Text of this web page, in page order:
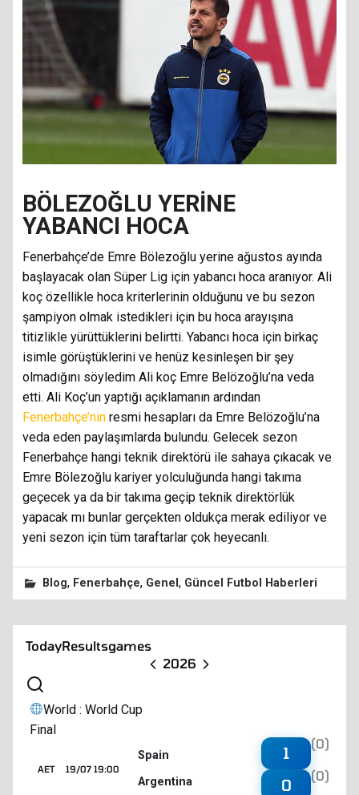
BÖLEZOĞLU YERİNE
YABANCI HOCA
Fenerbahçe’de Emre Bölezoğlu yerine ağustos ayında
başlayacak olan Süper Lig için yabancı hoca aranıyor. Ali
koç özellikle hoca kriterlerinin olduğunu ve bu sezon
şampiyon olmak istedikleri için bu hoca arayışına
titizlikle yürüttüklerini belirtti. Yabancı hoca için birkaç
isimle görüştüklerini ve henüz kesinleşen bir şey
olmadığını söyledim Ali koç Emre Belözoğlu’na veda
etti. Ali Koç’un yaptığı açıklamanın ardından
Fenerbahçe’nin resmi hesapları da Emre Belözoğlu’na
veda eden paylaşımlarda bulundu. Gelecek sezon
Fenerbahçe hangi teknik direktörü ile sahaya çıkacak ve
Emre Bölezoğlu kariyer yolculuğunda hangi takıma
geçecek ya da bir takıma geçip teknik direktörlük
yapacak mı bunlar gerçekten oldukça merak ediliyor ve
yeni sezon için tüm taraftarlar çok heyecanlı.
Blog, Fenerbahçe, Genel, Güncel Futbol Haberleri
TodayResultsgames
2026
World : World Cup
Final
19/07 19:00
AET
Spain
Argentina
1
(0)
0
(0)